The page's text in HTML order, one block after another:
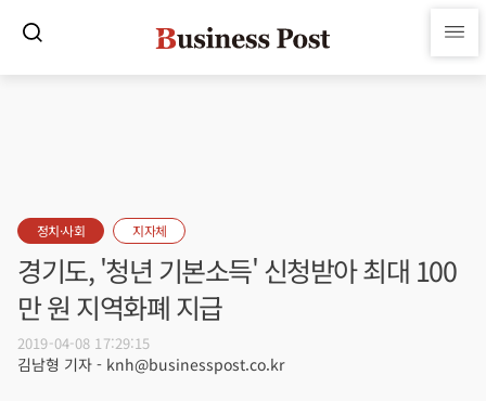
정치·사회 지자체
경기도, '청년 기본소득' 신청받아 최대 100
만 원 지역화폐 지급
2019-04-08 17:29:15
김남형 기자 - knh@businesspost.co.kr